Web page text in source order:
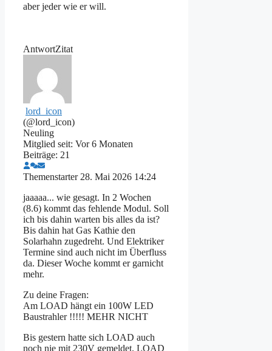
aber jeder wie er will.
AntwortZitat
lord_icon
(@lord_icon)
Neuling
Mitglied seit: Vor 6 Monaten
Beiträge: 21
Themenstarter 28. Mai 2026 14:24
jaaaaa... wie gesagt. In 2 Wochen
(8.6) kommt das fehlende Modul. Soll
ich bis dahin warten bis alles da ist?
Bis dahin hat Gas Kathie den
Solarhahn zugedreht. Und Elektriker
Termine sind auch nicht im Überfluss
da. Dieser Woche kommt er garnicht
mehr.
Zu deine Fragen:
Am LOAD hängt ein 100W LED
Baustrahler !!!!! MEHR NICHT
Bis gestern hatte sich LOAD auch
noch nie mit 230V gemeldet. LOAD